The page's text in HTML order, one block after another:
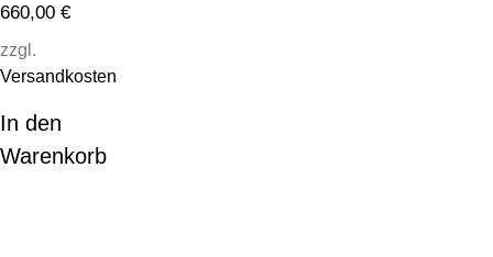
660,00 €
zzgl.
Versandkosten
In den
Warenkorb